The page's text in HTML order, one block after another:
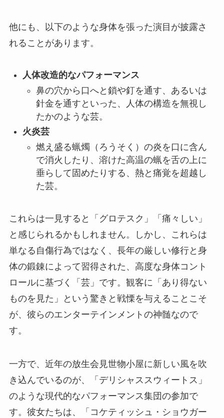
他にも、以下のような身体を張った演目が披露さ
れることがあります。
人体改造的なパフォーマンス
鼻の穴から口へと鎖や釘を通す、あるいは
針金を通すといった、人体の構造を無視し
たかのような芸。
火炎芸
燃え盛る蝋燭（ろうそく）の炎を口に含ん
で消火したり、溶けた高温の蝋を舌の上に
垂らして固めたりする、熱と痛覚を超越し
た芸。
これらは一見すると「グロテスク」「痛々しい」
と感じられるかもしれません。しかし、これらは
単なる自傷行為ではなく、長年の厳しい修行と身
体の鍛錬によって習得された、高度な身体コント
ロールに基づく「芸」です。観客に「あり得ない
ものを見た」という驚きと戦慄を与えることこそ
が、彼らのエンターテインメントの神髄なので
す。
一方で、近年の放生会見世物小屋に新しい風を吹
き込んでいるのが、「デリシャススウィートス」
のような現代的なパフォーマンス集団の参加で
す。彼女たちは、「コケティッシュ・ショウガー